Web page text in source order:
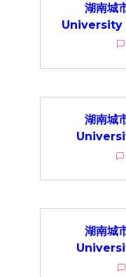
湖南城
University
湖南城
湖南城